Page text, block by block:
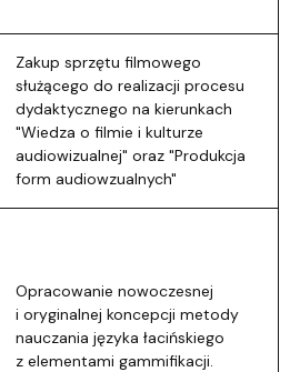
Zakup sprzętu filmowego
służącego do realizacji procesu
dydaktycznego na kierunkach
"Wiedza o filmie i kulturze
audiowizualnej" oraz "Produkcja
form audiowzualnych"
Opracowanie nowoczesnej
i oryginalnej koncepcji metody
nauczania języka łacińskiego
z elementami gammifikacji.